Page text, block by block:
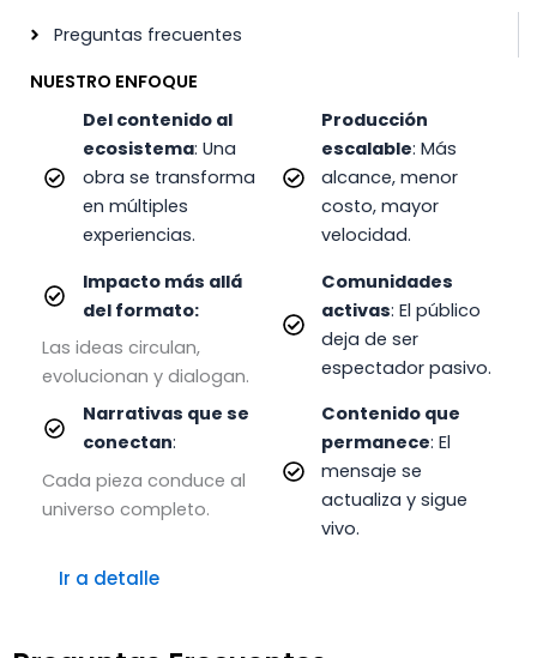
Preguntas frecuentes
NUESTRO ENFOQUE
Del contenido al
ecosistema: Una
obra se transforma
en múltiples
experiencias.
Impacto más allá
del formato:
Las ideas circulan,
evolucionan y dialogan.
Narrativas que se
conectan:
Cada pieza conduce al
universo completo.
Producción
escalable:Más
alcance, menor
costo, mayor
velocidad.
Comunidades
activas:El público
deja de ser
espectador pasivo.
Contenido que
permanece:El
mensaje se
actualiza y sigue
vivo.
Ir a detalle